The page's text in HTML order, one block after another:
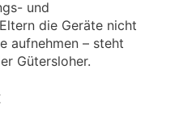
und
die Geräte nicht
aufnehmen – steht
Gütersloher.